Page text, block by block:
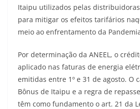
Itaipu utilizados pelas
para mitigar os efeitos tarifários
meio ao enfrentamento da
Por determinação da ANEEL, o
aplicado nas faturas de energia
emitidas entre 1º e 31 de agosto. O
Bônus de Itaipu e a regra de
têm como fundamento o art. 21 da